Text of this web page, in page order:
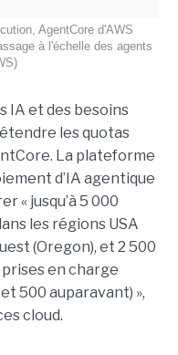
AgentCore d'AWS
à l'échelle des agents
IA et des besoins
les quotas
La plateforme
d’IA agentique
« jusqu’à 5 000
les régions USA
(Oregon), et 2 500
en charge
500 auparavant) »,
cloud.